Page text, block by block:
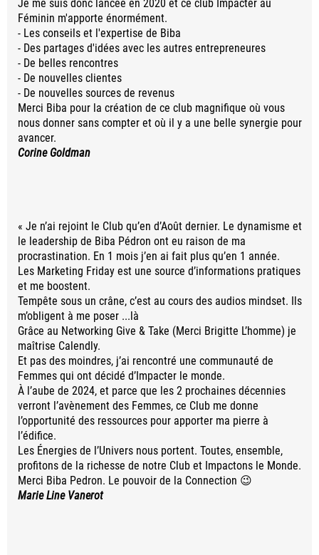
Je me suis donc lancée en 2020 et ce club Impacter au
Féminin m'apporte énormément.
- Les conseils et l'expertise de Biba
- Des partages d'idées avec les autres entrepreneures
- De belles rencontres
- De nouvelles clientes
- De nouvelles sources de revenus
Merci Biba pour la création de ce club magnifique où vous
nous donner sans compter et où il y a une belle synergie pour
avancer.
Corine Goldman
« Je n’ai rejoint le Club qu’en d’Août dernier. Le dynamisme et
le leadership de Biba Pédron ont eu raison de ma
procrastination. En 1 mois j’en ai fait plus qu’en 1 année.
Les Marketing Friday est une source d’informations pratiques
et me boostent.
Tempête sous un crâne, c’est au cours des audios mindset. Ils
m’obligent à me poser ...là
Grâce au Networking Give & Take (Merci Brigitte L’homme) je
maîtrise Calendly.
Et pas des moindres, j’ai rencontré une communauté de
Femmes qui ont décidé d’Impacter le monde.
À l’aube de 2024, et parce que les 2 prochaines décennies
verront l’avènement des Femmes, ce Club me donne
l’opportunité des ressources pour apporter ma pierre à
l’édifice.
Les Énergies de l’Univers nous portent. Toutes, ensemble,
profitons de la richesse de notre Club et Impactons le Monde.
Merci Biba Pedron. Le pouvoir de la Connection 😉
Marie Line Vanerot